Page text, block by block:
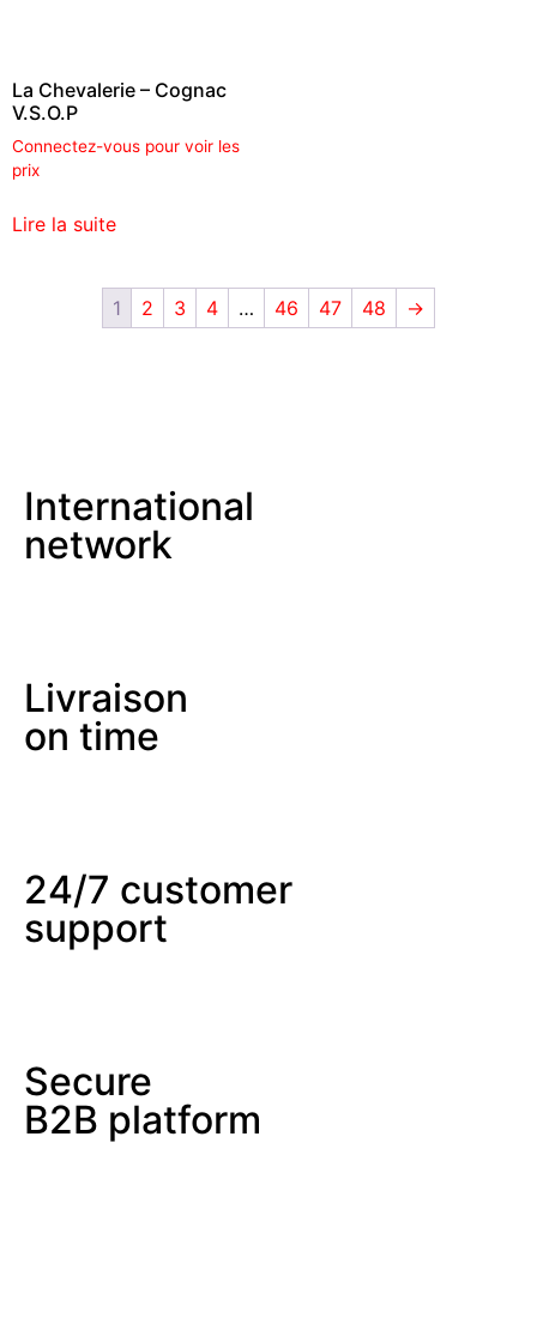
La Chevalerie – Cognac
V.S.O.P
Connectez-vous pour voir les
prix
Lire la suite
1 2 3 4 … 46 47 48 →
International
network
Livraison
on time
24/7 customer
support
Secure
B2B platform